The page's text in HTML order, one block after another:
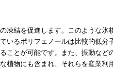
凍結を促進します。このような
いるポリフェノールは比較的低分
ことが可能です。また、振動な
植物にも含まれ、それらを産業利